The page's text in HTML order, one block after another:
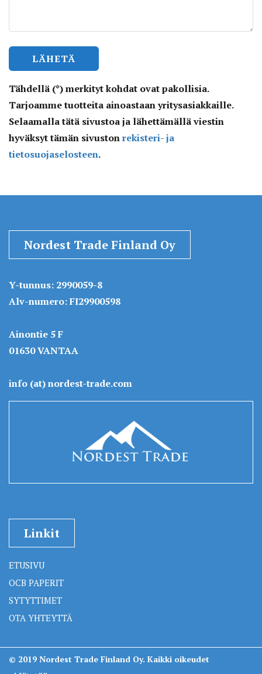
Tähdellä (*) merkityt kohdat ovat pakollisia.
Tarjoamme tuotteita ainoastaan yritysasiakkaille.
Selaamalla tätä sivustoa ja lähettämällä viestin
hyväksyt tämän sivustonrekisteri- ja
tietosuojaselosteen.
Nordest Trade Finland Oy
Y-tunnus: 2990059-8
Alv-numero: FI29900598
Ainontie 5 F
01630 VANTAA
info (at) nordest-trade.com
Linkit
ETUSIVU
OCB PAPERIT
SYTYTTIMET
OTA YHTEYTTÄ
© 2019 Nordest Trade Finland Oy. Kaikki oikeudet